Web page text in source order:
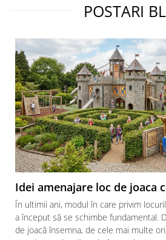
POSTARI
Idei amenajare loc de joaca
În ultimii ani, modul în care privim
a început să se schimbe fundamental.
de joacă însemna, de cele mai multe